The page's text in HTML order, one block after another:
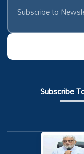
Subscribe
©